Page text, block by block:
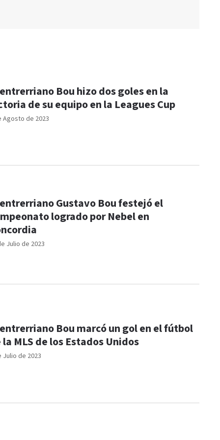
Agosto de 2023
Bou hizo dos goles en la
de su equipo en la Leagues Cup
Julio de 2023
Gustavo Bou festejó el
logrado por Nebel en
Julio de 2023
Bou marcó un gol en el fútbol
la MLS de los Estados Unidos